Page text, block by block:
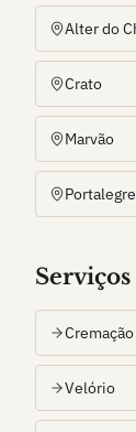
Alter do
Crato
Marvão
Portalegre
Cremação
Velório